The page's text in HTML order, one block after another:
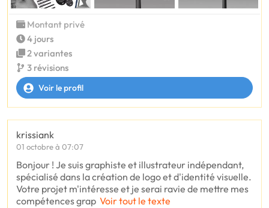
Montant privé
4 jours
2 variantes
3 révisions
Voir le profil
krissiank
01 octobre à 07:07
Bonjour ! Je suis graphiste et illustrateur indépendant,
spécialisé dans la création de logo et d'identité visuelle.
Votre projet m'intéresse et je serai ravie de mettre mes
compétences grap Voir tout le texte